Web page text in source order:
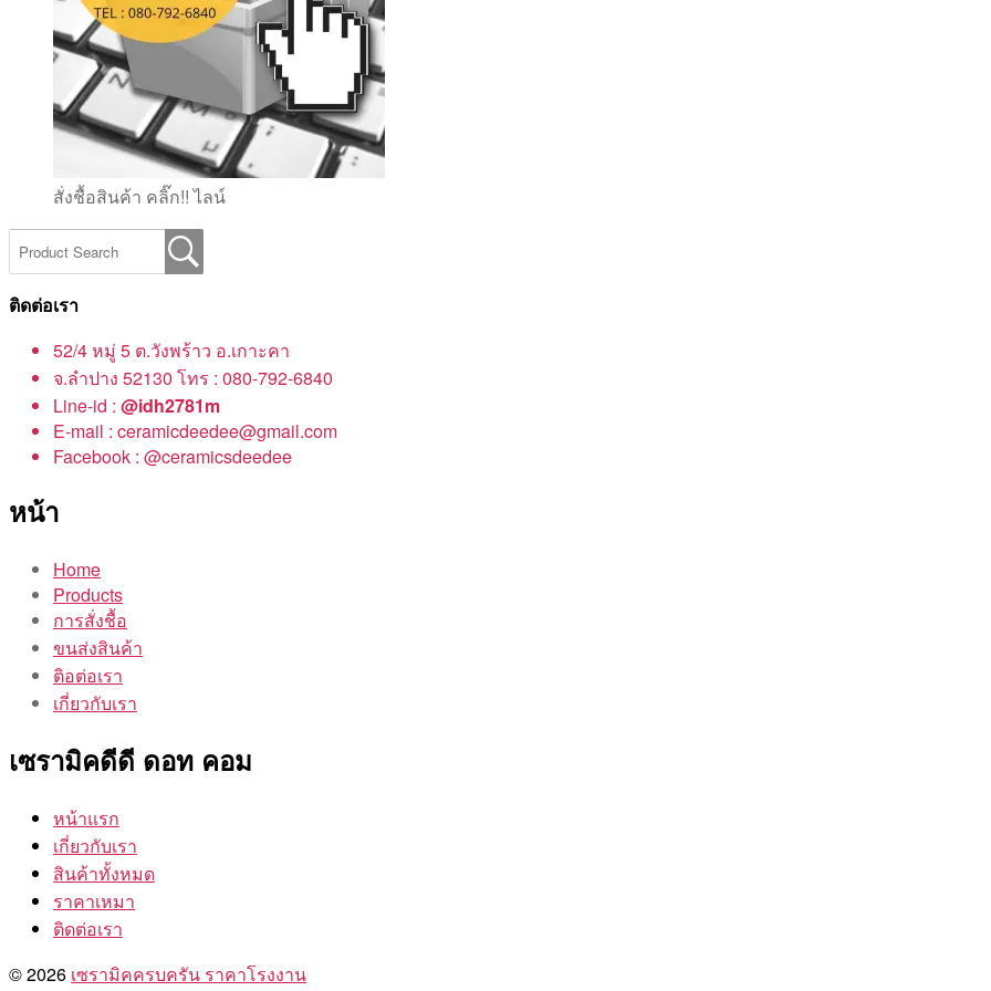
สั่งชื้อสินค้า คลิ๊ก!! ไลน์
ติดต่อเรา
52/4 หมู่ 5 ต.วังพร้าว อ.เกาะคา
จ.ลำปาง 52130 โทร : 080-792-6840
Line-id : @idh2781m
E-mail : ceramicdeedee@gmail.com
Facebook : @ceramicsdeedee
หน้า
Home
Products
การสั่งชื้อ
ขนส่งสินค้า
ติอต่อเรา
เกี่ยวกับเรา
เซรามิคดีดี ดอท คอม
หน้าแรก
เกี่ยวกับเรา
สินค้าทั้งหมด
ราคาเหมา
ติดต่อเรา
© 2026 เซรามิคครบครัน ราคาโรงงาน